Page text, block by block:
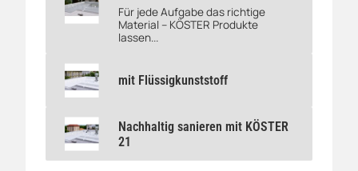
mit MS-Polymer-Flüssigmembranen
Für jede Aufgabe das richtige
Material – KÖSTER Produkte
lassen...
mit Flüssigkunststoffmit Flüssigkunststoff
Nachhaltig sanieren mit KÖSTER 21
Nachhaltig sanieren mit KÖSTER
21